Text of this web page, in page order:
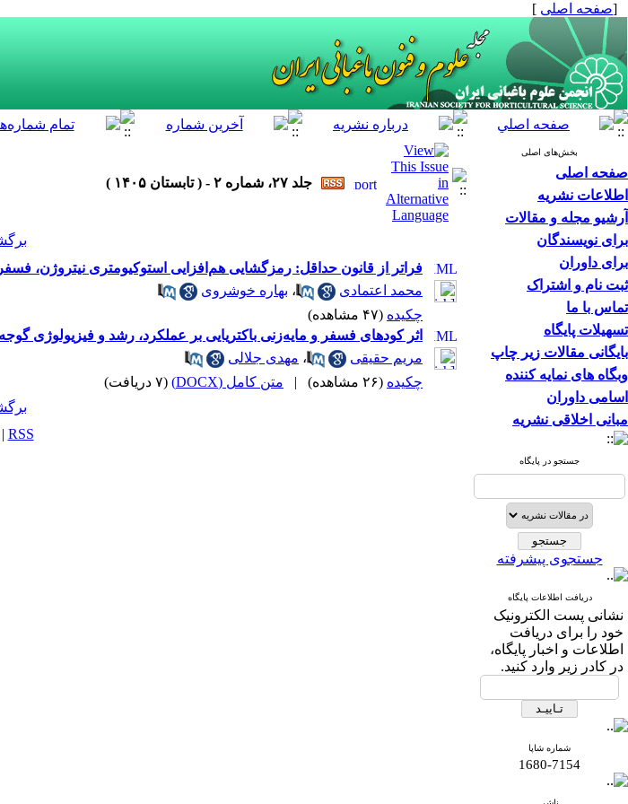
[صفحه اصلی ]
بخش‌های اصلی
صفحه اصلی
اطلاعات نشریه
آرشیو مجله و مقالات
برای نویسندگان
برای داوران
ثبت نام و اشتراک
تماس با ما
تسهیلات پایگاه
بایگانی مقالات زیر چاپ
وبگاه های نمایه کننده
اسامی داوران
مبانی اخلاقی نشریه
جستجو در پایگاه
جستجوی پیشرفته
دریافت اطلاعات پایگاه
نشانی پست الکترونیک
خود را برای دریافت
اطلاعات و اخبار پایگاه،
در کادر زیر وارد کنید.
شماره شاپا
1680-7154
جلد ۲۷، شماره ۲ - ( تابستان ۱۴۰۵ )
فراتر از قانون حداقل: رمزگشایی هم‌افزایی استوکیومتری نیتروژن،
محمد اعتمادی
، بهاره خوشروی
چکیده (۴۷ مشاهده)
اثر کودهای فسفر و مایه‌زنی باکتریایی بر عملکرد، رشد و فیزیولوژی
مریم حقیقی
، مهدی جلالی
چکیده (۲۶ مشاهده) | متن کامل (DOCX)
(۷ دریافت)
RSS